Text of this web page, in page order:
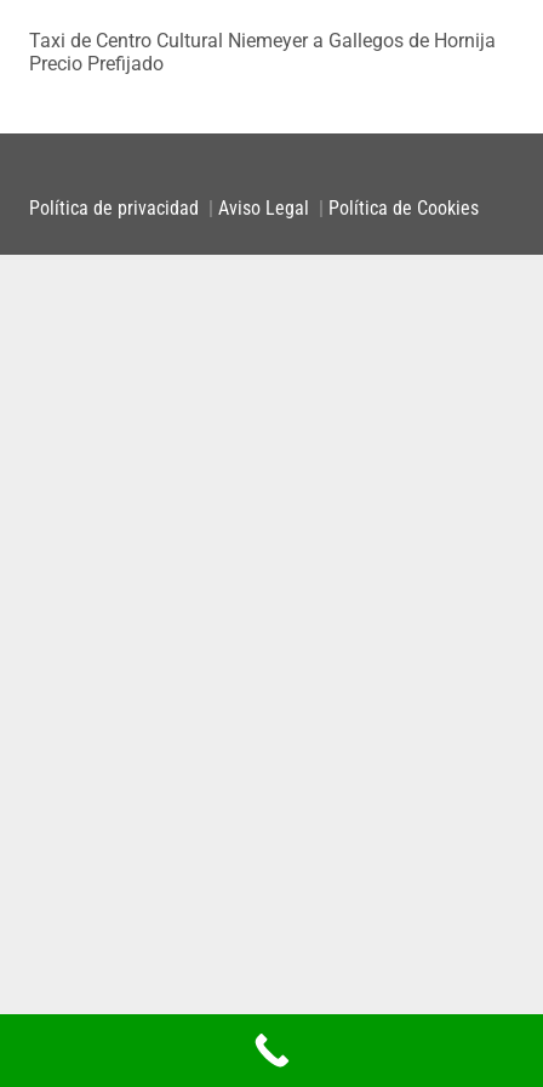
Taxi de Centro Cultural Niemeyer a Gallegos de Hornija
Precio Prefijado
Política de privacidad | Aviso Legal | Política de Cookies